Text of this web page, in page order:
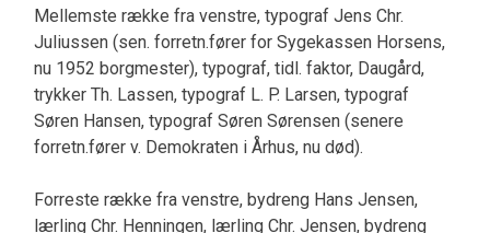
Mellemste række fra venstre, typograf Jens Chr.
Juliussen (sen. forretn.fører for Sygekassen Horsens,
nu 1952 borgmester), typograf, tidl. faktor, Daugård,
trykker Th. Lassen, typograf L. P. Larsen, typograf
Søren Hansen, typograf Søren Sørensen (senere
forretn.fører v. Demokraten i Århus, nu død).
Forreste række fra venstre, bydreng Hans Jensen,
lærling Chr. Henningen, lærling Chr. Jensen, bydreng